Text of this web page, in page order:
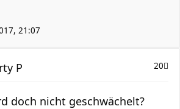
21:07
20
P
doch nicht geschwächelt?